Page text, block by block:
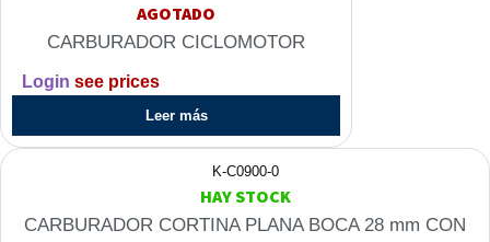
AGOTADO
CARBURADOR CICLOMOTOR
Login see prices
Leer más
K-C0900-0
HAY STOCK
CARBURADOR CORTINA PLANA BOCA 28 mm CON